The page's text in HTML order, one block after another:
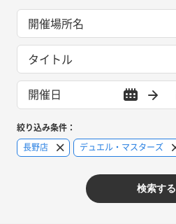
開催場所名
タイトル
絞り込み条件：
長野店
デュエル・マスターズ
検索する